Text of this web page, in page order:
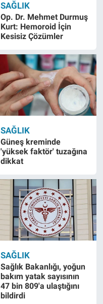
SAĞLIK
Op. Dr. Mehmet Durmuş
Kurt: Hemoroid İçin
Kesisiz Çözümler
SAĞLIK
Güneş kreminde
'yüksek faktör' tuzağına
dikkat
SAĞLIK
Sağlık Bakanlığı, yoğun
bakım yatak sayısının
47 bin 809'a ulaştığını
bildirdi